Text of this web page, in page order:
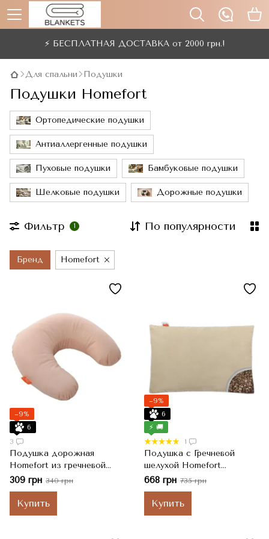
⚡ БЕСПЛАТНАЯ ДОСТАВКА от 2000 грн.!
Для спальни Подушки
Подушки Homefort
Ортопедические подушки
Антиаллергенные подушки
Пуховые подушки Бамбуковые подушки
Шелковые подушки Дорожные подушки
Фильтр 1 По популярности
Бренд Homefort
−9%
6
3
Подушка дорожная
Homefort из гречневой
шелухи 40х40 см, Бежевый
309 грн 340 грн
Купить
−9%
6
⚡ 🚚
1
Подушка с Гречневой
шелухой Homefort
"Целебная", Бежевый,
50x70 см
668 грн 735 грн
Купить